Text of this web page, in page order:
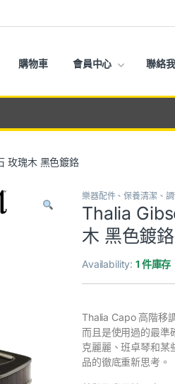
購物車 會員中心 聯絡
玫瑰木 黑色鍍鉻
樂器配件、保養清潔、
Thalia
木 黑色鍍鉻
Availability:1 件庫存
Thalia Capo 高階移
而且是使用過的最準
克麗麗、班卓琴和某
品的徹底重新思考。